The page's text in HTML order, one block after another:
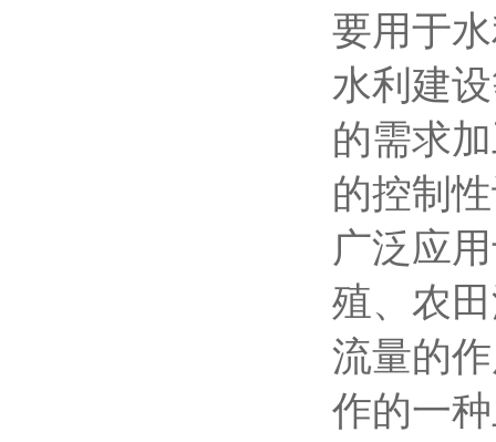
要用于
水利建
的需求
的控制
广泛应
殖、农
流量的
作的一